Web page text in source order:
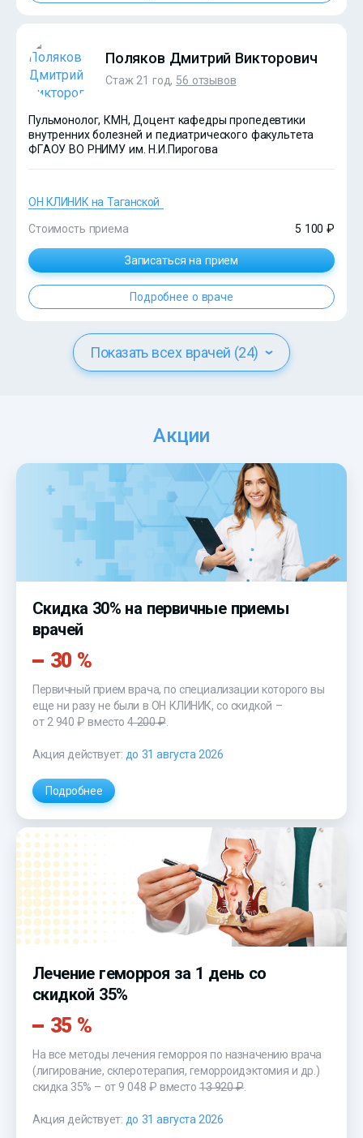
Поляков Дмитрий Викторович
Стаж 21 год, 56 отзывов
Пульмонолог, КМН, Доцент кафедры пропедевтики
внутренних болезней и педиатрического факультета
ФГАОУ ВО РНИМУ им. Н.И.Пирогова
ОН КЛИНИК на Таганской
Стоимость приема 5 100 ₽
Записаться на прием
Подробнее о враче
Показать всех врачей (24)
Акции
Скидка 30% на первичные приемы
врачей
30 %
Первичный прием врача, по специализации которого вы
еще ни разу не были в ОН КЛИНИК, со скидкой –
от 2 940 ₽ вместо4 200 ₽.
Акция действует: до 31 августа 2026
Подробнее
Лечение геморроя за 1 день со
скидкой 35%
35 %
На все методы лечения геморроя по назначению врача
(лигирование, склеротерапия, геморроидэктомия и др.)
скидка 35% – от 9 048 ₽ вместо 13 920 ₽.
Акция действует: до 31 августа 2026